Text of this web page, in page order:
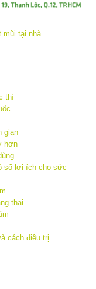
thì
gian
hơn
số lợi ích cho sức
thai
cách điều trị